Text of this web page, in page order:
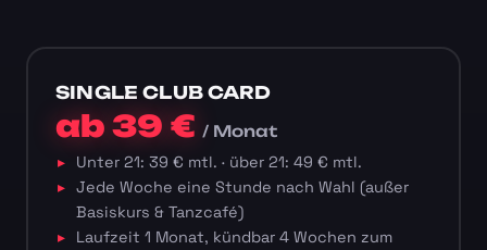
SINGLE CLUB CARD
ab 39 €/ Monat
Unter 21: 39 € mtl. · über 21: 49 € mtl.
Jede Woche eine Stunde nach Wahl (außer
Basiskurs & Tanzcafé)
Laufzeit 1 Monat, kündbar 4 Wochen zum